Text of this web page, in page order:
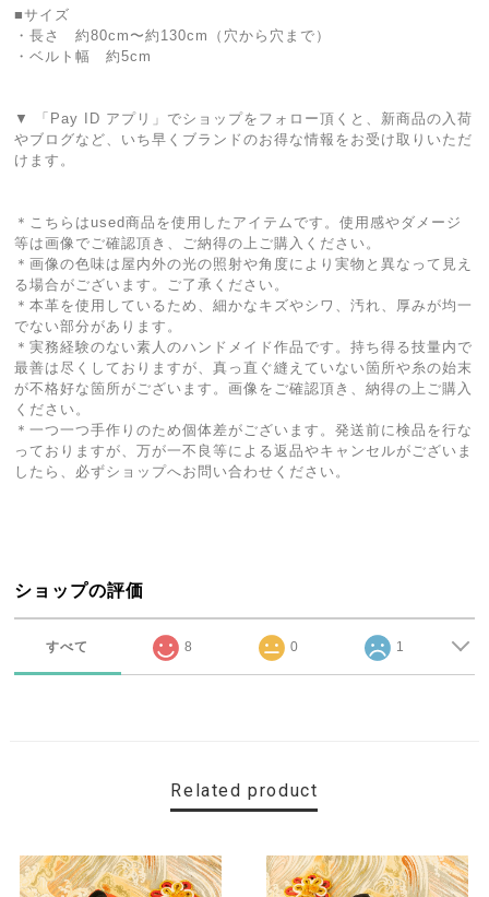
■サイズ
・長さ 約80cm〜約130cm（穴から穴まで）
・ベルト幅 約5cm
▼ 「Pay ID アプリ」でショップをフォロー頂くと、新商品の入荷
やブログなど、いち早くブランドのお得な情報をお受け取りいただ
けます。
＊こちらはused商品を使用したアイテムです。使用感やダメージ
等は画像でご確認頂き、ご納得の上ご購入ください。
＊画像の色味は屋内外の光の照射や角度により実物と異なって見え
る場合がございます。ご了承ください。
＊本革を使用しているため、細かなキズやシワ、汚れ、厚みが均一
でない部分があります。
＊実務経験のない素人のハンドメイド作品です。持ち得る技量内で
最善は尽くしておりますが、真っ直ぐ縫えていない箇所や糸の始末
が不格好な箇所がございます。画像をご確認頂き、納得の上ご購入
ください。
＊一つ一つ手作りのため個体差がございます。発送前に検品を行な
っておりますが、万が一不良等による返品やキャンセルがございま
したら、必ずショップへお問い合わせください。
ショップの評価
すべて 8 0 1
Related product